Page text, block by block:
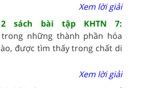
Xem lời giải
sách bài tập KHTN 7:
những thành phần hóa
được tìm thấy trong chất di
Xem lời giải